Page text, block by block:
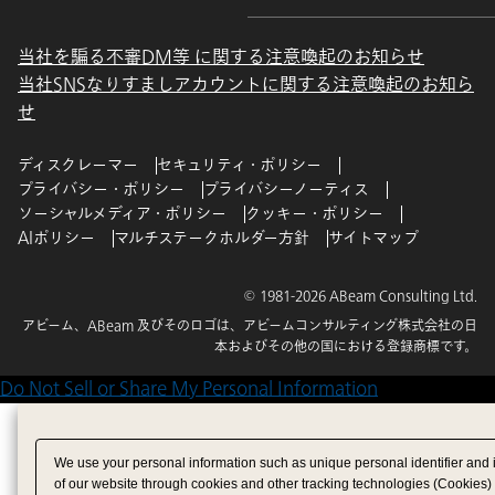
当社を騙る不審DM等 に関する注意喚起のお知らせ
当社SNSなりすましアカウントに関する注意喚起のお知ら
せ
ディスクレーマー
セキュリティ・ポリシー
プライバシー・ポリシー
プライバシーノーティス
ソーシャルメディア・ポリシー
クッキー・ポリシー
AIポリシー
マルチステークホルダー方針 サイトマップ
© 1981-2026 ABeam Consulting Ltd.
アビーム、ABeam 及びそのロゴは、アビームコンサルティング株式会社の日
本およびその他の国における登録商標です。
Do Not Sell or Share My Personal Information
We use your personal information such as unique personal identifier
of our website through cookies and other tracking technologies